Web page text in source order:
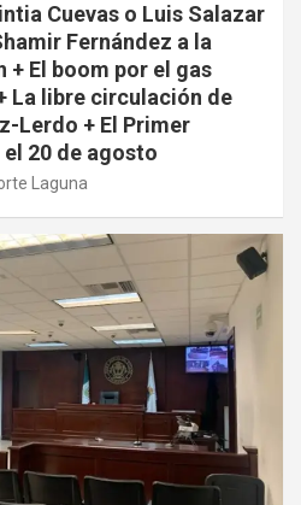
Cuevas o Luis Salazar
Fernández a la
El boom por el gas
La libre circulación de
Lerdo + El Primer
20 de agosto
Laguna